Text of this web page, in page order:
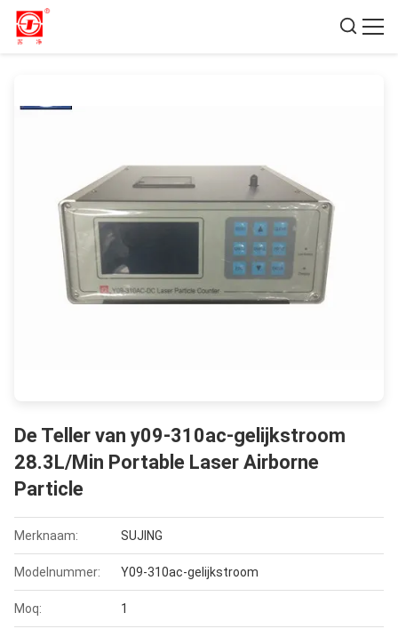
De Teller van y09-310ac-gelijkstroom
28.3L/Min Portable Laser Airborne
Particle
Merknaam: SUJING
Modelnummer: Y09-310ac-gelijkstroom
Moq: 1